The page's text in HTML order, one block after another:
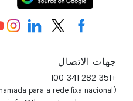
جهات الاتصال
+351 282 341 100
(Chamada para a rede fixa nacional)